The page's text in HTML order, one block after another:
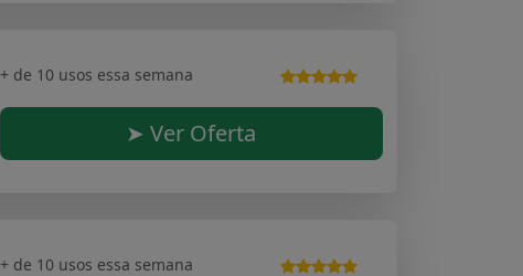
+ de 10 usos essa semana
➤ Ver Oferta
+ de 10 usos essa semana